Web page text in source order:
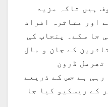
ہیں تاکہ مزید
اور متاثرہ افراد
جا سکے۔ پنجاب کی
کے جان و مال
ڈرون
ہے جس کے ذریعے
کے ریسکیو کیا جا